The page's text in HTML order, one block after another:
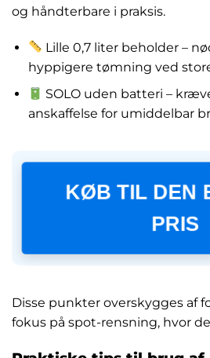
og håndterbare i praksis.
Lille 0,7 liter beholder –
hyppigere tømning ved
SOLO uden batteri –
anskaffelse for umiddelbar
KØB TIL DEN
PRIS
Disse punkter overskygges af
fokus på spot-rensning, hvor